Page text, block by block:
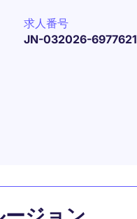
求人番号
JN-032026-6977621